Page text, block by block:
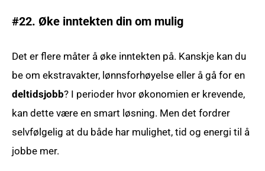
#22. Øke inntekten din om mulig
Det er flere måter å øke inntekten på. Kanskje kan du
be om ekstravakter, lønnsforhøyelse eller å gå for en
deltidsjobb? I perioder hvor økonomien er krevende,
kan dette være en smart løsning. Men det fordrer
selvfølgelig at du både har mulighet, tid og energi til å
jobbe mer.